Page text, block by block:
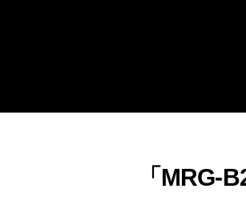
「MRG-